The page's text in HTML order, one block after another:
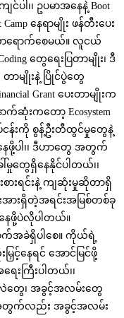
ါ၊၊ ဥပမာအနေနဲ့ Boot
နေရာမျိုး ဖန်တီးပေး
ရောက်စေမယ်။ လူငယ်
တွေရေးပြတာမျိုး၊ ဒီ
မျိုးနဲ့ ပြိုင်ပွဲတွေ
Grant ပေးတာမျိုးက
ဆုံးကတော့ Ecosystem
န်းကို စွန့်ဦးတီထွင်မှုတွေနဲ့
ပါ၊၊ ဒီဟာတွေ အတွက်
မှုတွေရှိနေနိုင်ပါတယ်၊၊
းရင်းနဲ့ ကျဆုံးမှုဆိုတာရှိ
းရှိတဲ့အရင်းအမြစ်တစ်ခု
နေဖို့ပဲလိုပါတယ်။
က်အခဲရှိပါစေ။ ကိုယ်ရဲ့
ြှင့်နေရင် အောင်မြင်ဖို့
ေးကြီးပါတယ်၊၊
တွေ၊ အခွင့်အလမ်းတွေ
အတွက်လည်း အခွင့်အလမ်း